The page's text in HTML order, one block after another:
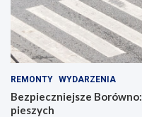
REMONTY WYDARZENIA
Bezpieczniejsze
pieszych